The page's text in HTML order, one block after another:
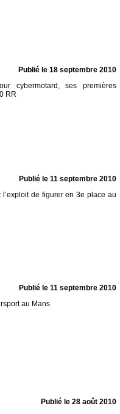
Publié le 18 septembre 2010
cybermotard, ses premières
RR
Publié le 11 septembre 2010
de figurer en 3e place au
Publié le 11 septembre 2010
au Mans
Publié le 28 août 2010